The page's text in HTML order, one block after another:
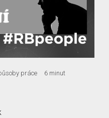
práce
6 minut